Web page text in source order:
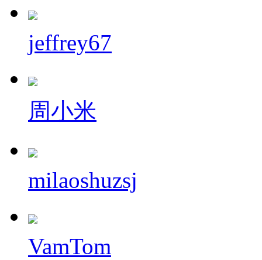
jeffrey67
周小米
milaoshuzsj
VamTom